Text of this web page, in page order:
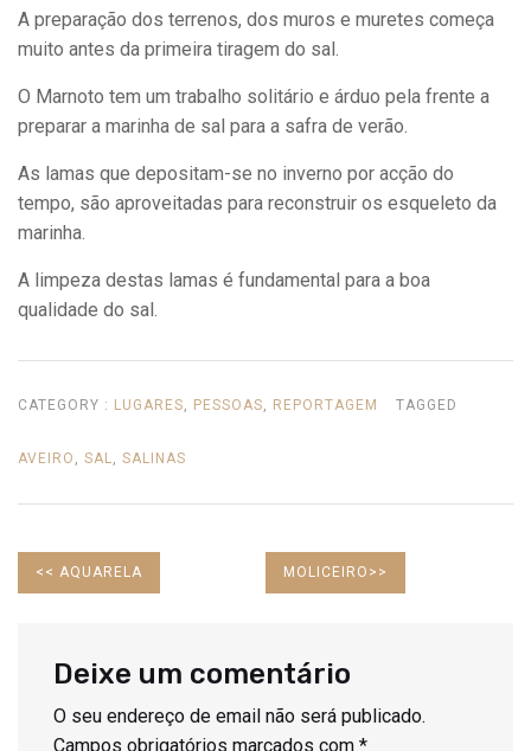
A preparação dos terrenos, dos muros e muretes começa
muito antes da primeira tiragem do sal.
O Marnoto tem um trabalho solitário e árduo pela frente a
preparar a marinha de sal para a safra de verão.
As lamas que depositam-se no inverno por acção do
tempo, são aproveitadas para reconstruir os esqueleto da
marinha.
A limpeza destas lamas é fundamental para a boa
qualidade do sal.
CATEGORY : LUGARES PESSOAS REPORTAGEM TAGGED
AVEIRO SAL SALINAS
<< PREVIOUS
POST:
AQUARELA
NEXT
POST:
MOLICEIRO >>
Deixe um comentário
O seu endereço de email não será publicado.
Campos obrigatórios marcados com *